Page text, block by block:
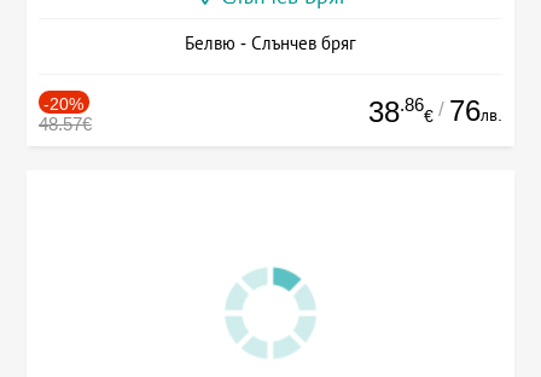
Белвю - Слънчев бряг
-20%
48.57€ 38.86
€ / 76лв.